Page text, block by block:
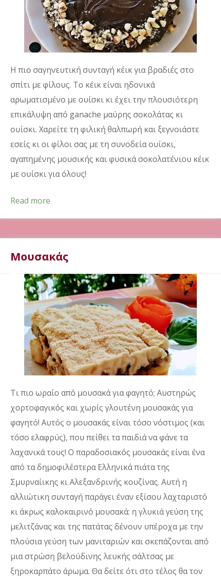
Η πιο σαγηνευτική συνταγή κέικ για βραδιές στο
σπίτι με φίλους. Το κέικ είναι ηδονικά
αρωματισμένο με ουίσκι κι έχει την πλουσιότερη
επικάλυψη από ganache μαύρης σοκολάτας κι
ουίσκι. Χαρείτε τη φιλική θαλπωρή και ξεγνοιάστε
εσείς κι οι φίλοι σας με τη συνοδεία ουίσκι,
αγαπημένης μουσικής και φυσικά σοκολατένιου κέικ
με ουίσκι για όλους!
Read more
Μουσακάς
Τι πιο ωραίο από μουσακά για φαγητό; Αυστηρώς
χορτοφαγικός και χωρίς γλουτένη μουσακάς για
φαγητό! Αυτός ο μουσακάς είναι τόσο νόστιμος (και
τόσο ελαφρύς), που πείθει τα παιδιά να φάνε τα
λαχανικά τους! Ο παραδοσιακός μουσακάς είναι ένα
από τα δημοφιλέστερα Ελληνικά πιάτα της
Σμυρναίικης κι Αλεξανδρινής κουζίνας. Αυτή η
αλλιώτικη συνταγή παράγει έναν εξίσου λαχταριστό
κι άκρως καλοκαιρινό μουσακά: η γλυκιά γεύση της
μελιτζάνας και της πατάτας δένουν υπέροχα με την
πλούσια γεύση των μανιταριών και σκεπάζονται από
μια στρώση βελούδινης λευκής σάλτσας με
ξηροκαρπάτο άρωμα. Θα δείτε ότι στο τέλος θα τον